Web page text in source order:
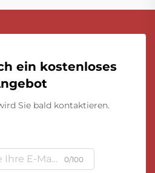
ein kostenloses
Sie bald kontaktieren.
0/100